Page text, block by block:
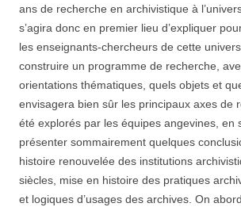
ans de recherche en archivistique à
s’agira donc en premier lieu d’expliquer
les enseignants-chercheurs de cette
construire un programme de recherche,
orientations thématiques, quels objets et
envisagera bien sûr les principaux axes de
été explorés par les équipes angevines, en
présenter sommairement quelques
histoire renouvelée des institutions
siècles, mise en histoire des pratiques
et logiques d’usages des archives. On